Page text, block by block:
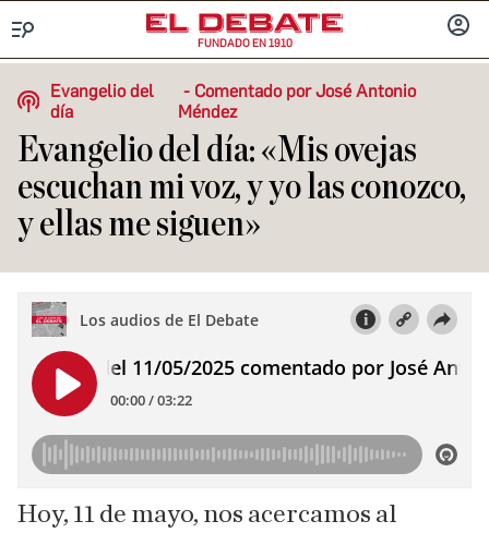
FUNDADO EN 1910
SESIÓN
Evangelio del
día
Comentado por José Antonio
Méndez
Evangelio del día: «Mis ovejas
escuchan mi voz, y yo las conozco,
y ellas me siguen»
Hoy, 11 de mayo, nos acercamos al